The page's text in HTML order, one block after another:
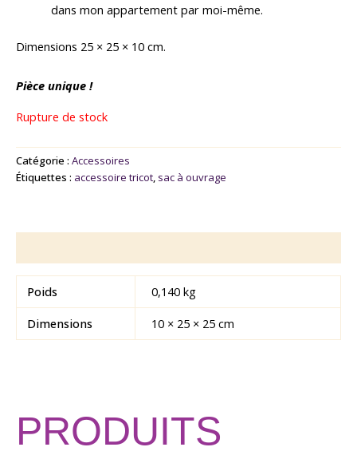
dans mon appartement par moi-même.
Dimensions 25 × 25 × 10 cm.
Pièce unique !
Rupture de stock
Catégorie : Accessoires
Étiquettes : accessoire tricot, sac à ouvrage
Poids
0,140 kg
Dimensions
10 × 25 × 25 cm
PRODUITS